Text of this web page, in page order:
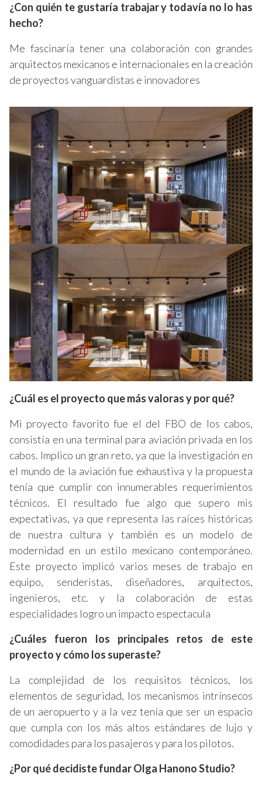
¿Con quién te gustaría trabajar y todavía no lo has
hecho?
Me fascinaría tener una colaboración con grandes
arquitectos mexicanos e internacionales en la creación
de proyectos vanguardistas e innovadores
¿Cuál es el proyecto que más valoras y por qué?
Mi proyecto favorito fue el del FBO de los cabos,
consistía en una terminal para aviación privada en los
cabos. Implico un gran reto, ya que la investigación en
el mundo de la aviación fue exhaustiva y la propuesta
tenía que cumplir con innumerables requerimientos
técnicos. El resultado fue algo que supero mis
expectativas, ya que representa las raíces históricas
de nuestra cultura y también es un modelo de
modernidad en un estilo mexicano contemporáneo.
Este proyecto implicó varios meses de trabajo en
equipo, senderistas, diseñadores, arquitectos,
ingenieros, etc. y la colaboración de estas
especialidades logro un impacto espectacula
¿Cuáles fueron los principales retos de este
proyecto y cómo los superaste?
La complejidad de los requisitos técnicos, los
elementos de seguridad, los mecanismos intrínsecos
de un aeropuerto y a la vez tenía que ser un espacio
que cumpla con los más altos estándares de lujo y
comodidades para los pasajeros y para los pilotos.
¿Por qué decidiste fundar Olga Hanono Studio?